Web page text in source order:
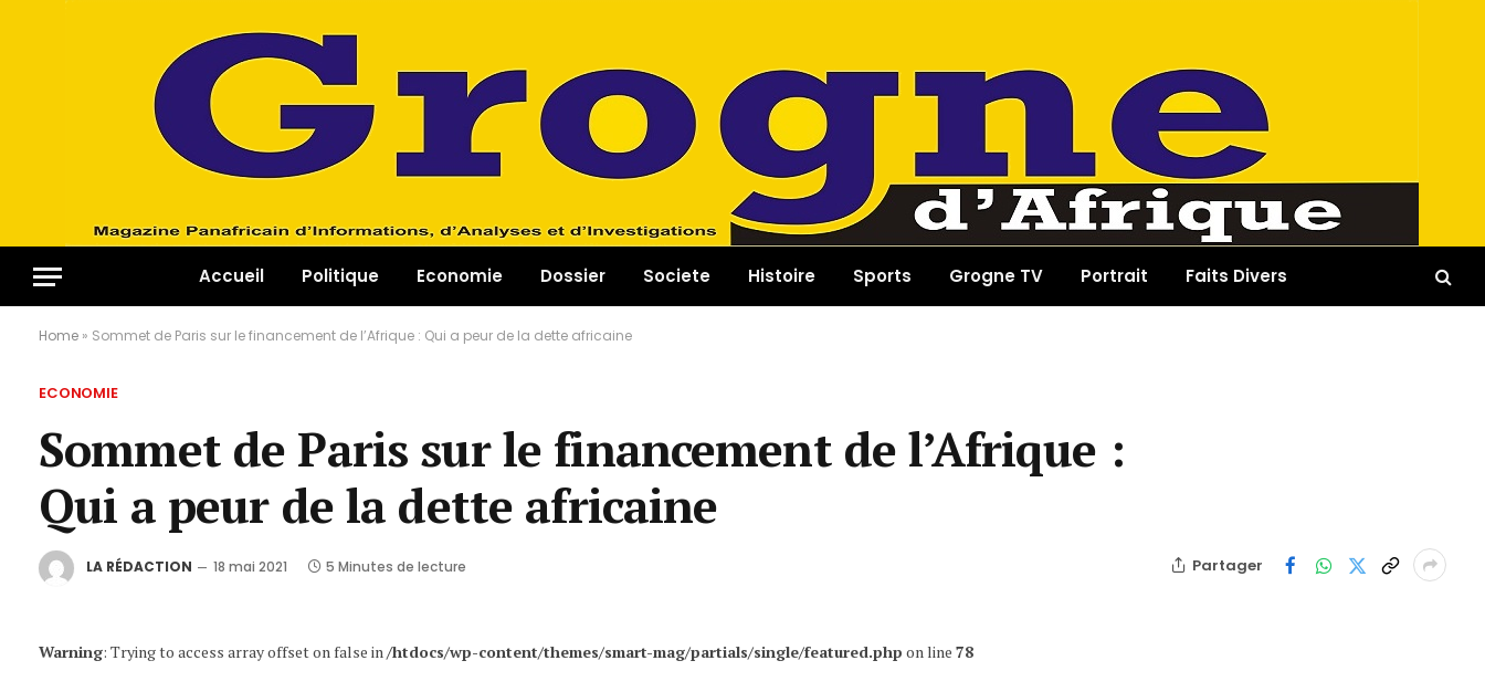
Accueil Politique Economie Dossier Societe Histoire Sports Grogne TV Portrait Faits Divers
Home » Sommet de Paris sur le financement de l’Afrique : Qui a peur de la dette africaine
ECONOMIE
Sommet de Paris sur le financement de l’Afrique :
Qui a peur de la dette africaine
LA RÉDACTION 18 mai 2021 5 Minutes de lecture Partager
Warning: Trying to access array offset on false in/htdocs/wp-content/themes/smart-mag/partials/single/featured.php on line 78